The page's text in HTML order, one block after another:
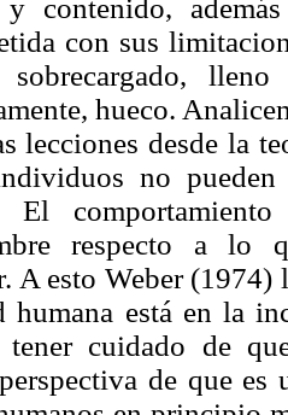
contenido,
con sus
hueco.
lecciones desde la
no pueden
El
respecto a lo
A esto Weber
humana está en la
tener cuidado de
de que es